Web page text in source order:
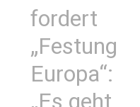
fordert
„Festung
Europa“:
„Es geht